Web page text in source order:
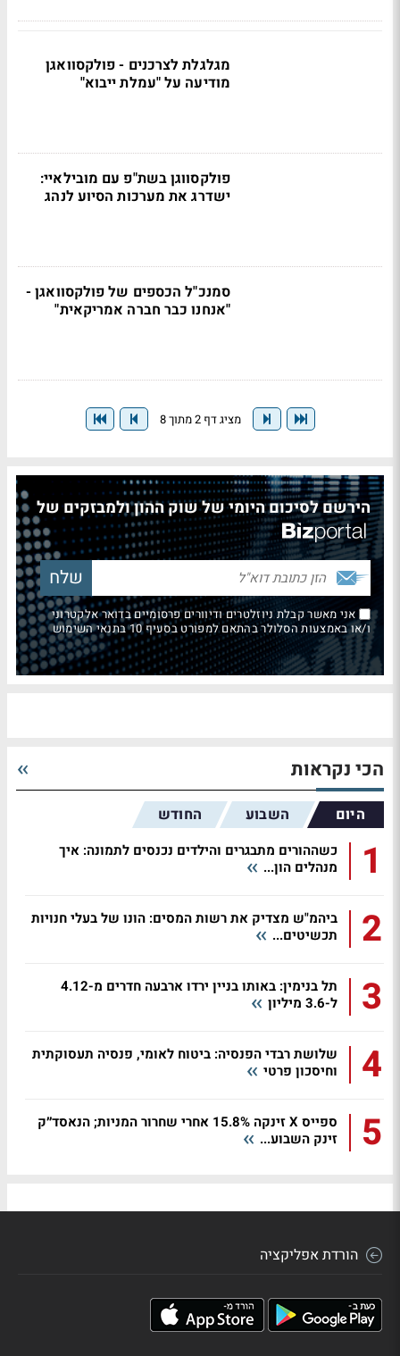
מגלגלת לצרכנים - פולקסוואגן
מודיעה על "עמלת ייבוא"
פולקסווגן בשת"פ עם מובילאיי:
ישדרג את מערכות הסיוע לנהג
סמנכ"ל הכספים של פולקסוואגן -
"אנחנו כבר חברה אמריקאית"
מציג דף 2 מתוך 8
הירשם לסיכום היומי של שוק ההון ולמבזקים של
אני מאשר קבלת ניוזלטרים ודיוורים פרסומיים בדואר אלקטרוני
ו/או באמצעות הסלולר בהתאם למפורט בסעיף 10 בתנאי השימוש
הכי נקראות
היום השבוע החודש
1
כשההורים מתבגרים והילדים נכנסים לתמונה: איך
מנהלים הון...
2
ביהמ"ש מצדיק את רשות המסים: הונו של בעלי חנויות
תכשיטים...
3
תל בנימין: באותו בניין ירדו ארבעה חדרים מ-4.12
ל-3.6 מיליון
4
שלושת רבדי הפנסיה: ביטוח לאומי, פנסיה תעסוקתית
וחיסכון פרטי
5
ספייס X זינקה 15.8% אחרי שחרור המניות; הנאסד״ק
זינק השבוע...
הורדת אפליקציה